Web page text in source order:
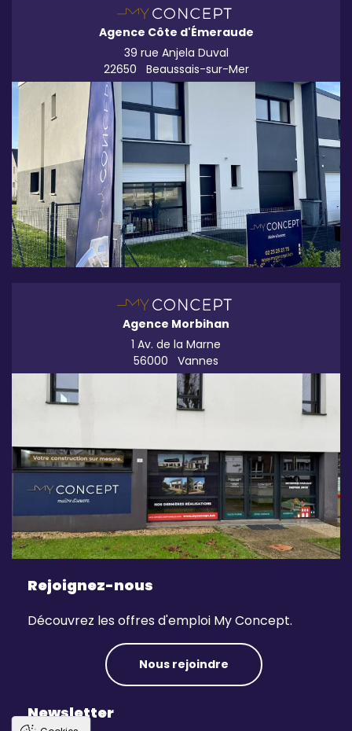
Agence Côte d'Émeraude
39 rue Anjela Duval
22650
Beaussais-sur-Mer
Agence Morbihan
1 Av. de la Marne
56000
Vannes
Rejoignez-nous
Découvrez les offres d'emploi My Concept.
Nous rejoindre
Newsletter